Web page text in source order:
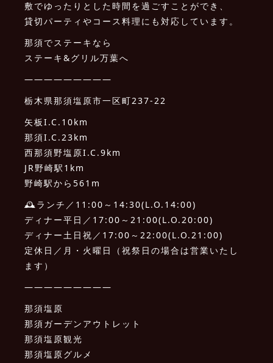
敷でゆったりとした時間を過ごすことができ、
貸切パーティやコース料理にも対応しています。
那須でステーキなら
ステーキ&グリル万葉へ
—————————
栃木県那須塩原市一区町237-22
矢板I.C.10km
那須I.C.23km
西那須野塩原I.C.9km
JR野崎駅1km
野崎駅から561m
🕰ランチ／11:00～14:30(L.O.14:00)
ディナー平日／17:00～21:00(L.O.20:00)
ディナー土日祝／17:00～22:00(L.O.21:00)
定休日／月・火曜日（祝祭日の場合は営業いたし
ます）
—————————
那須塩原
那須ガーデンアウトレット
那須塩原観光
那須塩原グルメ